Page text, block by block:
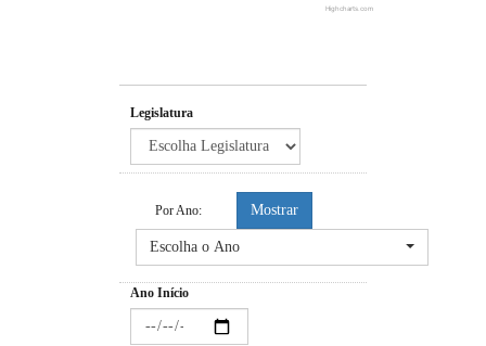
Highcharts.com
Legislatura
Mostrar
Por Ano:
Escolha o Ano
Ano Início